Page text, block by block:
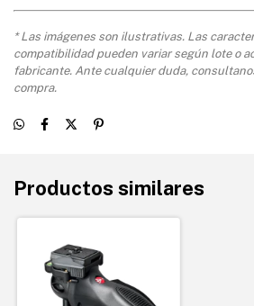
* Las imágenes son ilustrativas. Las
compatibilidad pueden variar según lote o
fabricante. Ante cualquier duda,
compra.
Productos similares